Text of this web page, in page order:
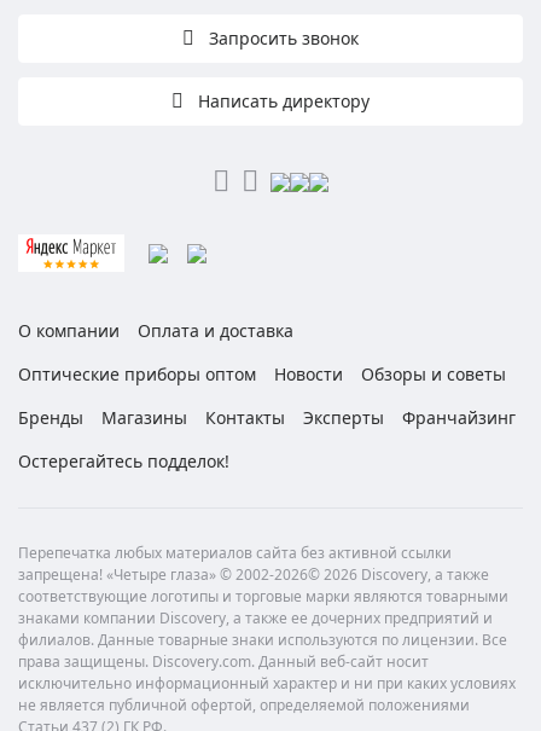
Запросить звонок
Написать директору
О компании
Оплата и доставка
Оптические приборы оптом
Новости
Обзоры и советы
Бренды
Магазины Контакты Эксперты
Франчайзинг
Остерегайтесь подделок!
Перепечатка любых материалов сайта без активной ссылки
запрещена! «Четыре глаза» © 2002-2026© 2026 Discovery, а также
соответствующие логотипы и торговые марки являются товарными
знаками компании Discovery, а также ее дочерних предприятий и
филиалов. Данные товарные знаки используются по лицензии. Все
права защищены. Discovery.com. Данный веб-сайт носит
исключительно информационный характер и ни при каких условиях
не является публичной офертой, определяемой положениями
Статьи 437 (2) ГК РФ.